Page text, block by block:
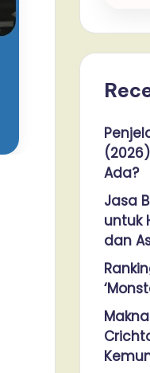
Ada?
Jasa
untuk
dan